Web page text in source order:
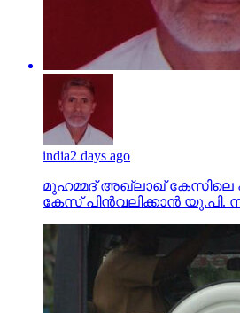
india2 days ago
മുഹമ്മദ് അഖ്‌ലാഖ് കേസിലെ
കേസ് പിന്‍വലിക്കാന്‍ യു.പി.